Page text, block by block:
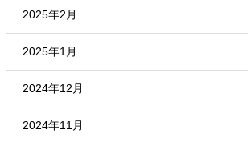
2025年2月
2025年1月
2024年12月
2024年11月